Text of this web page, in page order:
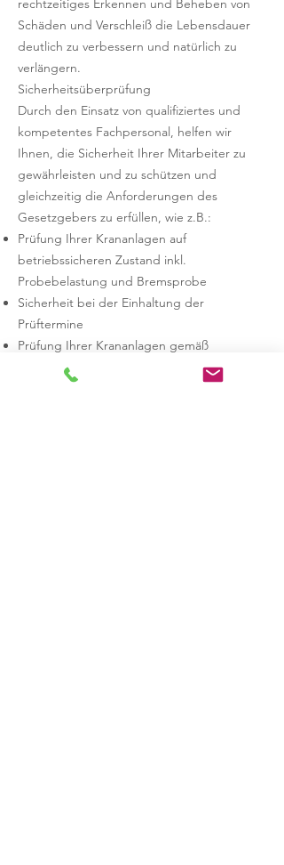
rechtzeitiges Erkennen und Beheben von
Schäden und Verschleiß die Lebensdauer
deutlich zu verbessern und natürlich zu
verlängern.
Sicherheitsüberprüfung
Durch den Einsatz von qualifiziertes und
kompetentes Fachpersonal, helfen wir
Ihnen, die Sicherheit Ihrer Mitarbeiter zu
gewährleisten und zu schützen und
gleichzeitig die Anforderungen des
Gesetzgebers zu erfüllen, wie z.B.:
Prüfung Ihrer Krananlagen auf
betriebssicheren Zustand inkl.
Probebelastung und Bremsprobe
Sicherheit bei der Einhaltung der
Prüftermine
Prüfung Ihrer Krananlagen gemäß
nationaler Vorschrift